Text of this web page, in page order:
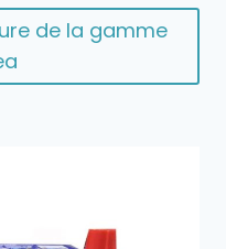
de la gamme